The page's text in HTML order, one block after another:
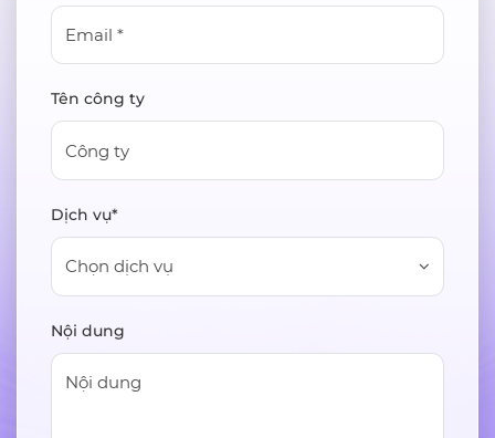
Tên công ty
Dịch vụ*
Chọn dịch vụ
Nội dung